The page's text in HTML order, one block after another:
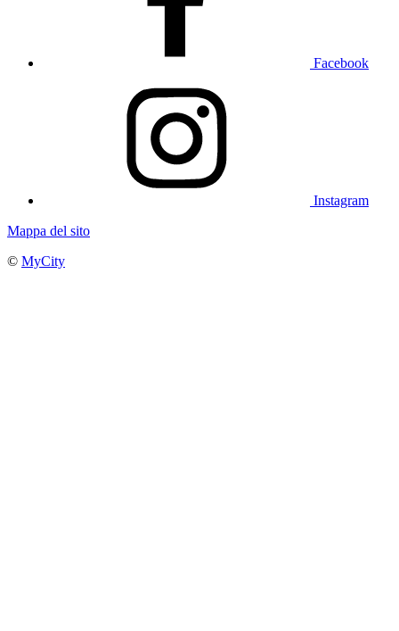
Facebook
Instagram
Mappa del sito
© MyCity